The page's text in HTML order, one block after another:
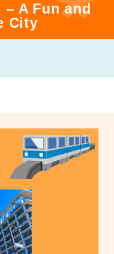
A Fun and
City